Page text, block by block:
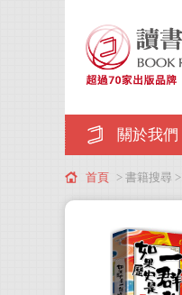
關於我們
首頁 > 書籍搜尋 >